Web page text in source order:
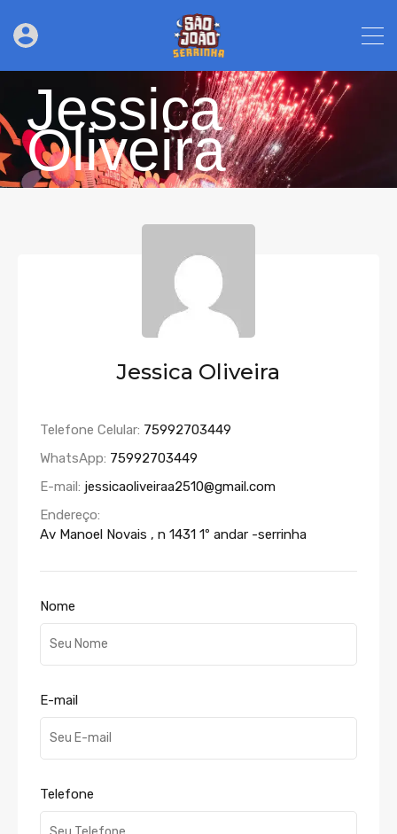
Jessica
Oliveira
Jessica Oliveira
Telefone Celular: 75992703449
WhatsApp: 75992703449
E-mail: jessicaoliveiraa2510@gmail.com
Endereço:
Av Manoel Novais , n 1431 1º andar -serrinha
Nome
E-mail
Telefone